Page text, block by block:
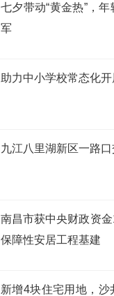
七夕带动“黄金热”，
军
助力中小学校常态化
九江八里湖新区一路
南昌市获中央财政资
保障性安居工程基建
新增4块住宅用地，沙